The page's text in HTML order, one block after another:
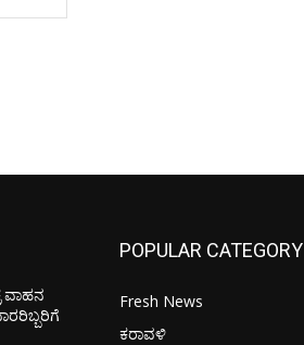
ವಾಹನ
POPULAR CATEGORY
Fresh News
ಕರಾವಳಿ